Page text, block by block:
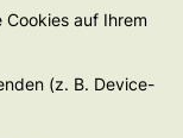
Cookies auf Ihrem
(z. B. Device-